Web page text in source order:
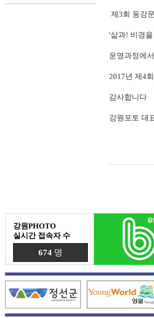
제3회 동강
'삶과! 비경
운영과정에
2017년 제4
감사합니다
강원포토 대
강원PHOTO
실시간 접속자 수
674 명